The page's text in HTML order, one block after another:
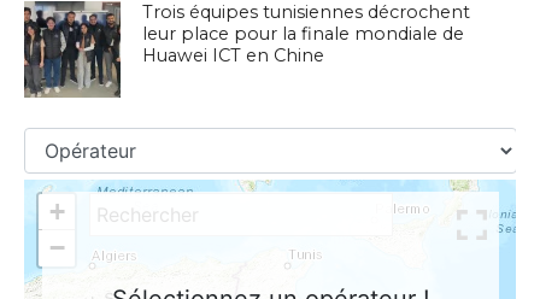
Trois équipes tunisiennes décrochent
leur place pour la finale mondiale de
Huawei ICT en Chine